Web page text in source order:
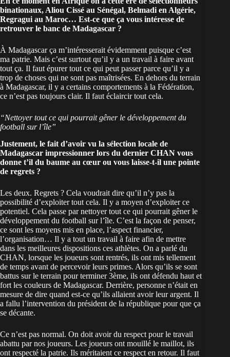
binationaux, Aliou Cissé au Sénégal, Belmadi en Algérie,
Regragui au Maroc… Est-ce que ça vous intéresse de
retrouver le banc de Madagascar ?
À Madagascar ça m’intéresserait évidemment puisque c’est
ma patrie. Mais c’est surtout qu’il y a un travail à faire avant
tout ça. Il faut épurer tout ce qui peut passer parce qu’il y a
trop de choses qui ne sont pas maîtrisées. En dehors du terrain
à Madagascar, il y a certains comportements à la Fédération,
ce n’est pas toujours clair. Il faut éclaircir tout cela.
“Nettoyer tout ce qui pourrait gêner le développement du
football sur l’île”
Justement, le fait d’avoir vu la sélection locale de
Madagascar impressionner lors du dernier CHAN vous
donne t’il du baume au cœur ou vous laisse-t-il une pointe
de regrets ?
Les deux. Regrets ? Cela voudrait dire qu’il n’y pas la
possibilité d’exploiter tout cela. Il y a moyen d’exploiter ce
potentiel. Cela passe par nettoyer tout ce qui pourrait gêner le
développement du football sur l’île. C’est la façon de penser,
ce sont les moyens mis en place, l’aspect financier,
l’organisation… Il y a tout un travail à faire afin de mettre
dans les meilleures dispositions ces athlètes. On a parlé du
CHAN, lorsque les joueurs sont rentrés, ils ont mis tellement
de temps avant de percevoir leurs primes. Alors qu’ils se sont
battus sur le terrain pour terminer 3ème, ils ont défendu haut et
fort les couleurs de Madagascar. Derrière, personne n’était en
mesure de dire quand est-ce qu’ils allaient avoir leur argent. Il
a fallu l’intervention du président de la république pour que ça
se décante.
Ce n’est pas normal. On doit avoir du respect pour le travail
abattu par nos joueurs. Les joueurs ont mouillé le maillot, ils
ont respecté la patrie. Ils méritaient ce respect en retour. Il faut